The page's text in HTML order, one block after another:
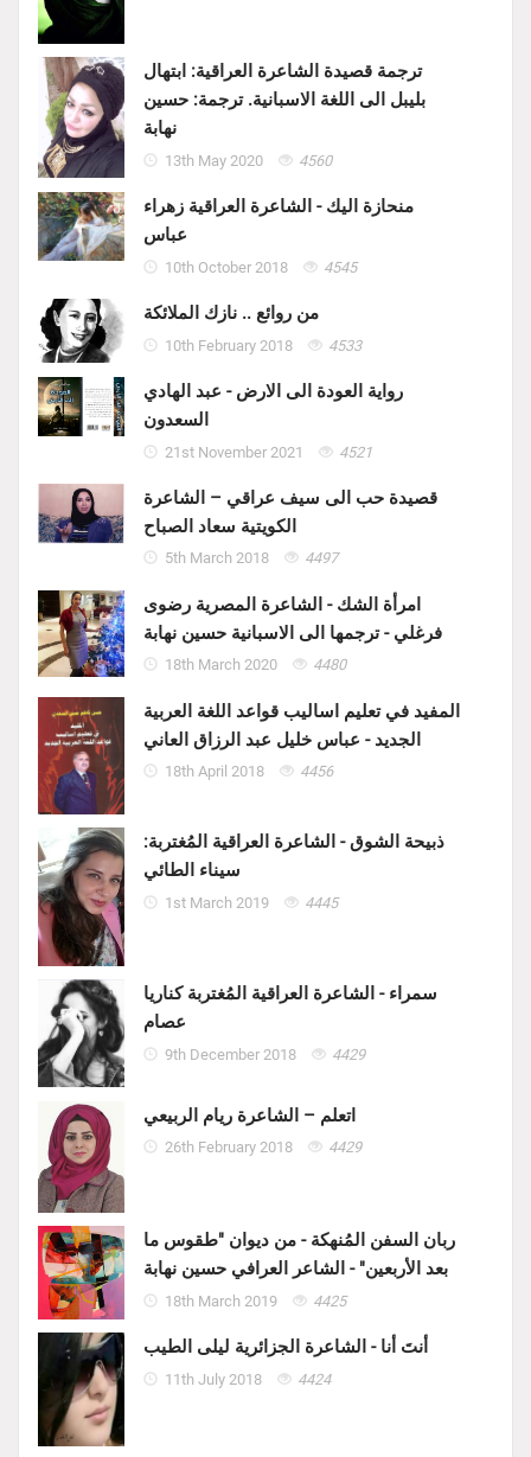
ترجمة قصيدة الشاعرة العراقية: ابتهال
بليبل الى اللغة الاسبانية. ترجمة: حسين
نهابة
13th May 2020 4560
منحازة اليك - الشاعرة العراقية زهراء
عباس
10th October 2018 4545
من روائع .. نازك الملائكة
10th February 2018 4533
رواية العودة الى الارض - عبد الهادي
السعدون
21st November 2021 4521
قصيدة حب الى سيف عراقي – الشاعرة
الكويتية سعاد الصباح
5th March 2018 4497
امرأة الشك - الشاعرة المصرية رضوى
فرغلي - ترجمها الى الاسبانية حسين نهابة
18th March 2020 4480
المفيد في تعليم اساليب قواعد اللغة العربية
الجديد - عباس خليل عبد الرزاق العاني
18th April 2018 4456
ذبيحة الشوق - الشاعرة العراقية المُغتربة:
سيناء الطائي
1st March 2019 4445
سمراء - الشاعرة العراقية المُغتربة كناريا
عصام
9th December 2018 4429
اتعلم – الشاعرة ريام الربيعي
26th February 2018 4429
ربان السفن المُنهكة - من ديوان "طقوس ما
بعد الأربعين" - الشاعر العرافي حسين نهابة
18th March 2019 4425
أنتَ أنا - الشاعرة الجزائرية ليلى الطيب
11th July 2018 4424